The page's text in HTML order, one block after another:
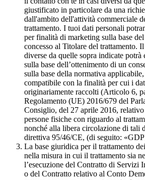
giustificato in particolare da una
dall'ambito dell'attività commerciale
trattamento. I tuoi dati personali
per finalità di marketing sulla base del
concesso al Titolare del trattamento.
diverse da quelle sopra indicate potrà
sulla base dell’ottenimento di un
sulla base della normativa
compatibile con la finalità per cui i
originariamente raccolti (Articolo 6,
Regolamento (UE) 2016/679 del
Consiglio, del 27 aprile 2016,
persone fisiche con riguardo al
nonché alla libera circolazione di tali
direttiva 95/46/CE, (di seguito:
La base giuridica per il trattamento
nella misura in cui il trattamento sia
l’esecuzione del Contratto di Servizi
o del Contratto relativo al Conto